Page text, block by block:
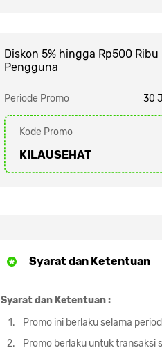
Diskon 5% hingga Rp500
Pengguna
Periode Promo 30
Kode Promo
KILAUSEHAT
Syarat dan Ketentuan
Syarat dan Ketentuan :
Promo ini berlaku selama
Promo berlaku untuk transaksi